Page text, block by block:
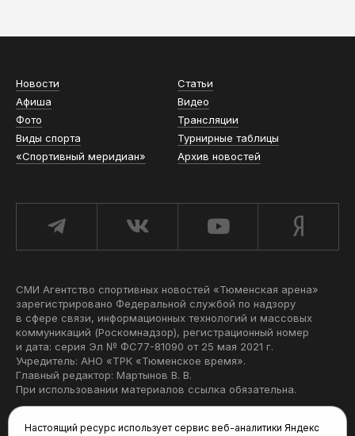
Новости
Статьи
Афиша
Видео
Фото
Трансляции
Виды спорта
Турнирные таблицы
«Спортивный меридиан»
Архив новостей
СМИ Агентство спортивных новостей «Тюменская арена»
зарегистрировано Федеральной службой по надзору
в сфере связи, информационных технологий и массовых
коммуникаций (Роскомнадзор), регистрационный номер
и дата: серия Эл № ФС77-81090 от 25 мая 2021 г.
Учредитель: АНО «ТРК «Тюменское время».
Главный редактор: Мартынов В. В.
При использовании материалов ссылка обязательна.
Настоящий ресурс использует сервис веб-аналитики Яндекс